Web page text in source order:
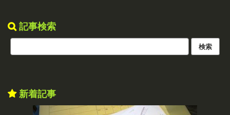
記事検索
新着記事